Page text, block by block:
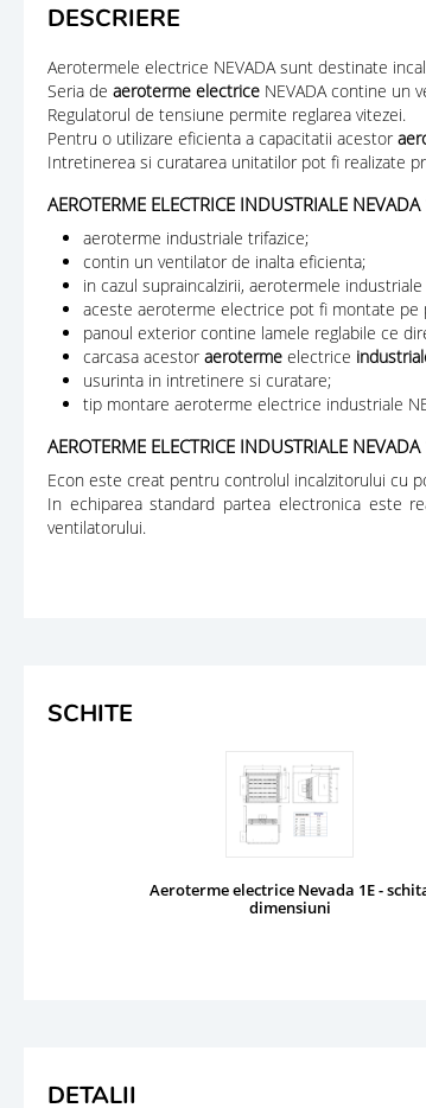
DESCRIERE
Aerotermele electrice NEVADA sunt destinate
Seria de aeroterme electrice NEVADA contine un
Regulatorul de tensiune permite reglarea vitezei.
Pentru o utilizare eficienta a capacitatii acestor
Intretinerea si curatarea unitatilor pot fi realizate
AEROTERME ELECTRICE INDUSTRIALE NEVADA
aeroterme industriale trifazice;
contin un ventilator de inalta eficienta;
in cazul supraincalzirii, aerotermele
aceste aeroterme electrice pot fi montate pe
panoul exterior contine lamele reglabile ce
carcasa acestor aeroterme electrice
usurinta in intretinere si curatare;
tip montare aeroterme electrice industriale
AEROTERME ELECTRICE INDUSTRIALE
Econ este creat pentru controlul incalzitorului cu
In echiparea standard partea electronica este
ventilatorului.
SCHITE
Aeroterme electrice Nevada 1E -
dimensiuni
DETALII